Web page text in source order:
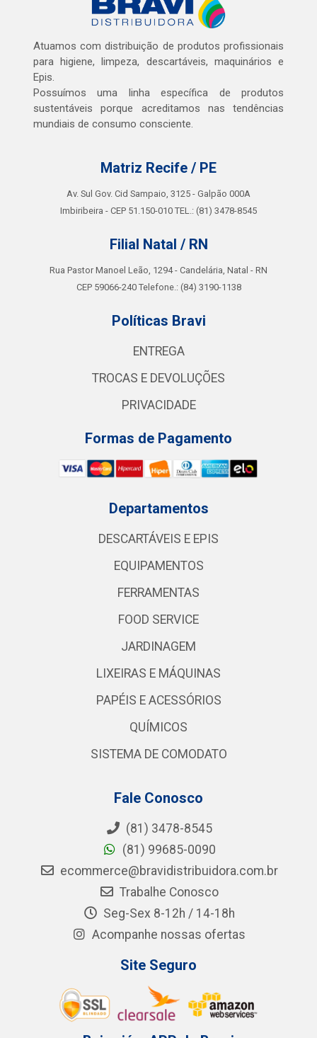
Atuamos com distribuição de produtos profissionais
para higiene, limpeza, descartáveis, maquinários e
Epis.
Possuímos uma linha específica de produtos
sustentáveis porque acreditamos nas tendências
mundiais de consumo consciente.
Matriz Recife / PE
Av. Sul Gov. Cid Sampaio, 3125 - Galpão 000A
Imbiribeira - CEP 51.150-010 TEL.: (81) 3478-8545
Filial Natal / RN
Rua Pastor Manoel Leão, 1294 - Candelária, Natal - RN
CEP 59066-240 Telefone.: (84) 3190-1138
Políticas Bravi
ENTREGA
TROCAS E DEVOLUÇÕES
PRIVACIDADE
Formas de Pagamento
Departamentos
DESCARTÁVEIS E EPIS
EQUIPAMENTOS
FERRAMENTAS
FOOD SERVICE
JARDINAGEM
LIXEIRAS E MÁQUINAS
PAPÉIS E ACESSÓRIOS
QUÍMICOS
SISTEMA DE COMODATO
Fale Conosco
(81) 3478-8545
(81) 99685-0090
ecommerce@bravidistribuidora.com.br
Trabalhe Conosco
Seg-Sex 8-12h / 14-18h
Acompanhe nossas ofertas
Site Seguro